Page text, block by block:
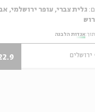
גלית צברי, עופר ירושלמי,
אגדות הלבנה
ירושלים